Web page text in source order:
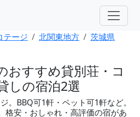
テージ 北関東地方
茨城県
おすすめ貸別荘・コ
しの宿泊2選
。BBQ可1軒・ペット可1軒など。
格安・おしゃれ・高評価の宿があ